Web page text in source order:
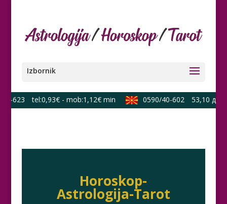
623 tel:0,93€ - mob:1,12€ min 0590/40-602 53,10 ден./
Horoskop-
Astrologija-Tarot